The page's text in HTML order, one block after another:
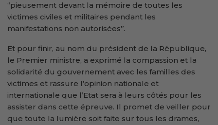
‘’pieusement devant la mémoire de toutes les
victimes civiles et militaires pendant les
manifestations non autorisées’’.
Et pour finir, au nom du président de la République,
le Premier ministre, a exprimé la compassion et la
solidarité du gouvernement avec les familles des
victimes et rassure l’opinion nationale et
internationale que l’Etat sera à leurs côtés pour les
assister dans cette épreuve. Il promet de veiller pour
que toute la lumière soit faite sur tous les drames,